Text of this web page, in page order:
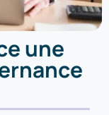
une